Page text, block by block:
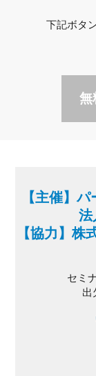
下記ボタ
無
【主催】
【協力】
セミ
出